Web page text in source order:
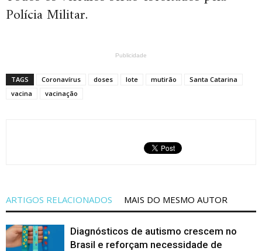
Polícia Militar.
Publicidade
TAGS Coronavírus doses lote mutirão
Santa Catarina
vacina
vacinação
ARTIGOS RELACIONADOS MAIS DO MESMO AUTOR
Diagnósticos de autismo crescem no
Brasil e reforçam necessidade de